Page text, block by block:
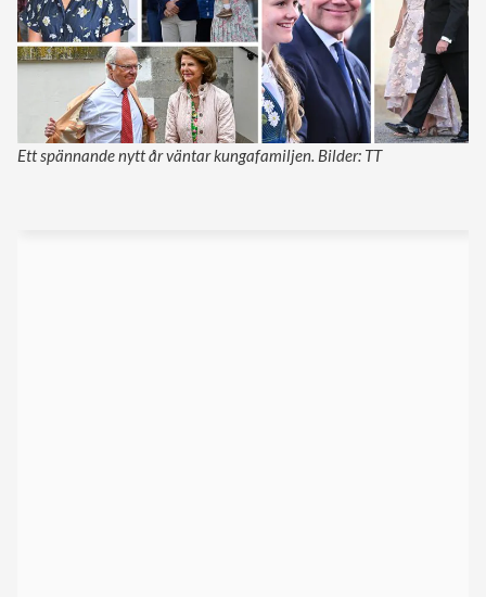
Ett spännande nytt år väntar kungafamiljen. Bilder: TT